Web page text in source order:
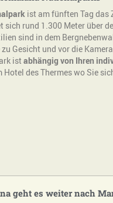
ist am fünften Tag das
sich rund 1.300 Meter über
sind in dem
Gesicht und vor die
ist abhängig von Ihren
Hotel des Thermes wo Sie
geht es weiter nach